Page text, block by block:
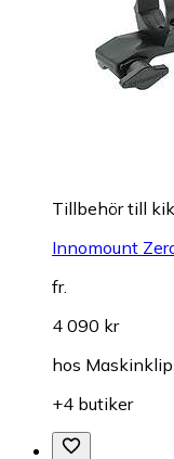
Tillbehör till
Innomount
fr.
4 090 kr
hos
+4 butiker